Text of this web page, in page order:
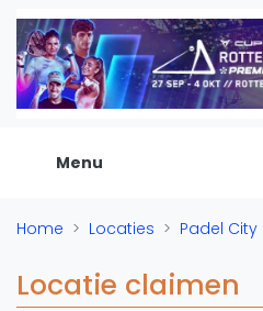
Menu
De Padel Gids
Alle padel locaties
Padelwinkels
Organisatie
Banenbouwers
Overige categorien
Reserveringssystemen
Home Locaties Padel
Locatie claimen